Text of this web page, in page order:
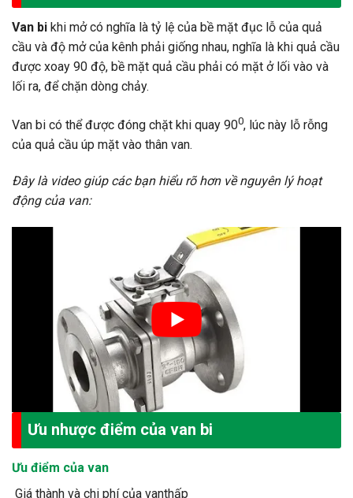
Van bi khi mở có nghĩa là tỷ lệ của bề mặt đục lỗ của quả
cầu và độ mở của kênh phải giống nhau, nghĩa là khi quả cầu
được xoay 90 độ, bề mặt quả cầu phải có mặt ở lối vào và
lối ra, để chặn dòng chảy.
Van bi có thể được đóng chặt khi quay 900, lúc này lỗ rỗng
của quả cầu úp mặt vào thân van.
Đây là video giúp các bạn hiểu rõ hơn về nguyên lý hoạt
động của van:
Ưu nhược điểm của van bi
Ưu điểm của van
Giá thành và chi phí của vanthấp